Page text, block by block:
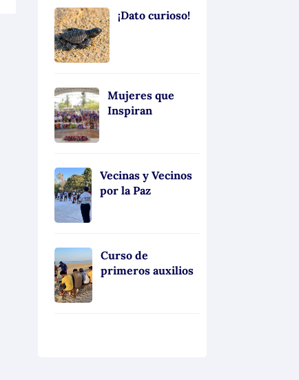
¡Dato curioso!
Mujeres que
Inspiran
Vecinas y Vecinos
por la Paz
Curso de
primeros auxilios